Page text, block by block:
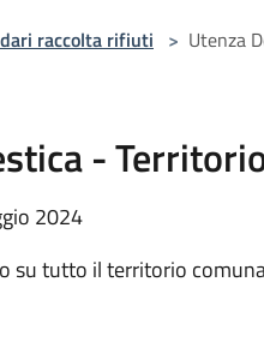
raccolta rifiuti > Utenza
-
2024
su tutto il territorio